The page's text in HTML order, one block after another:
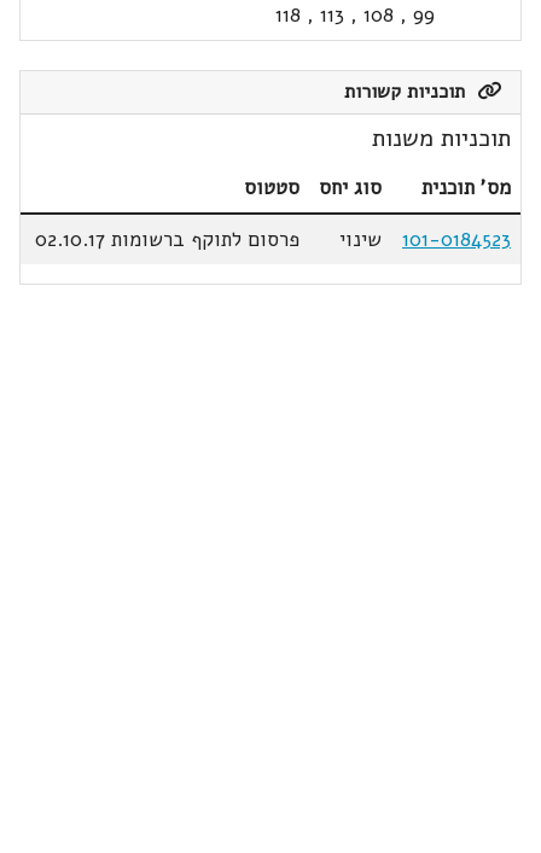
99
,
108
,
113
,
118
תוכניות קשורות
תוכניות משנות
מס' תוכנית סוג יחס
סטטוס
101-0184523
שינוי פרסום לתוקף ברשומות 02.10.17